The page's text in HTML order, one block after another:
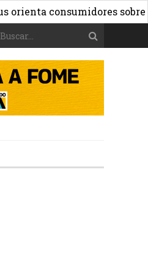
consumidores sobre os